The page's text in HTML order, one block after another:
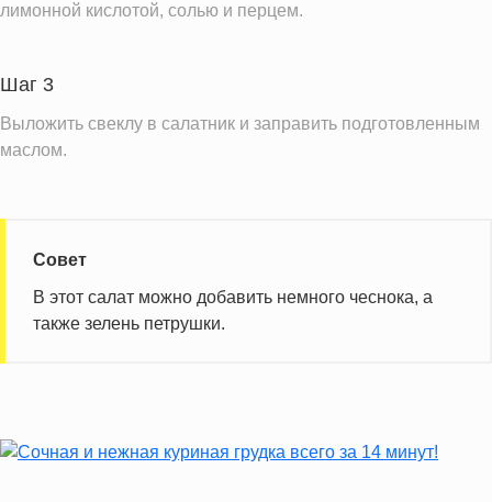
Железо
2.0 мг
Фолиевая кислота
Витамин С
12.3 мг
Витамин А
Насыщенные жиры
лимонной кислотой, солью и перцем.
Шаг 3
Выложить свеклу в салатник и заправить подготовленным
маслом.
Совет
В этот салат можно добавить немного чеснока, а
также зелень петрушки.